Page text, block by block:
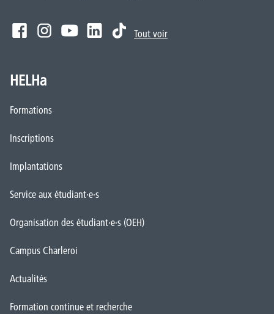
Tout voir
HELHa
Formations
Inscriptions
Implantations
Service aux étudiant·e·s
Organisation des étudiant·e·s (OEH)
Campus Charleroi
Actualités
Formation continue et recherche